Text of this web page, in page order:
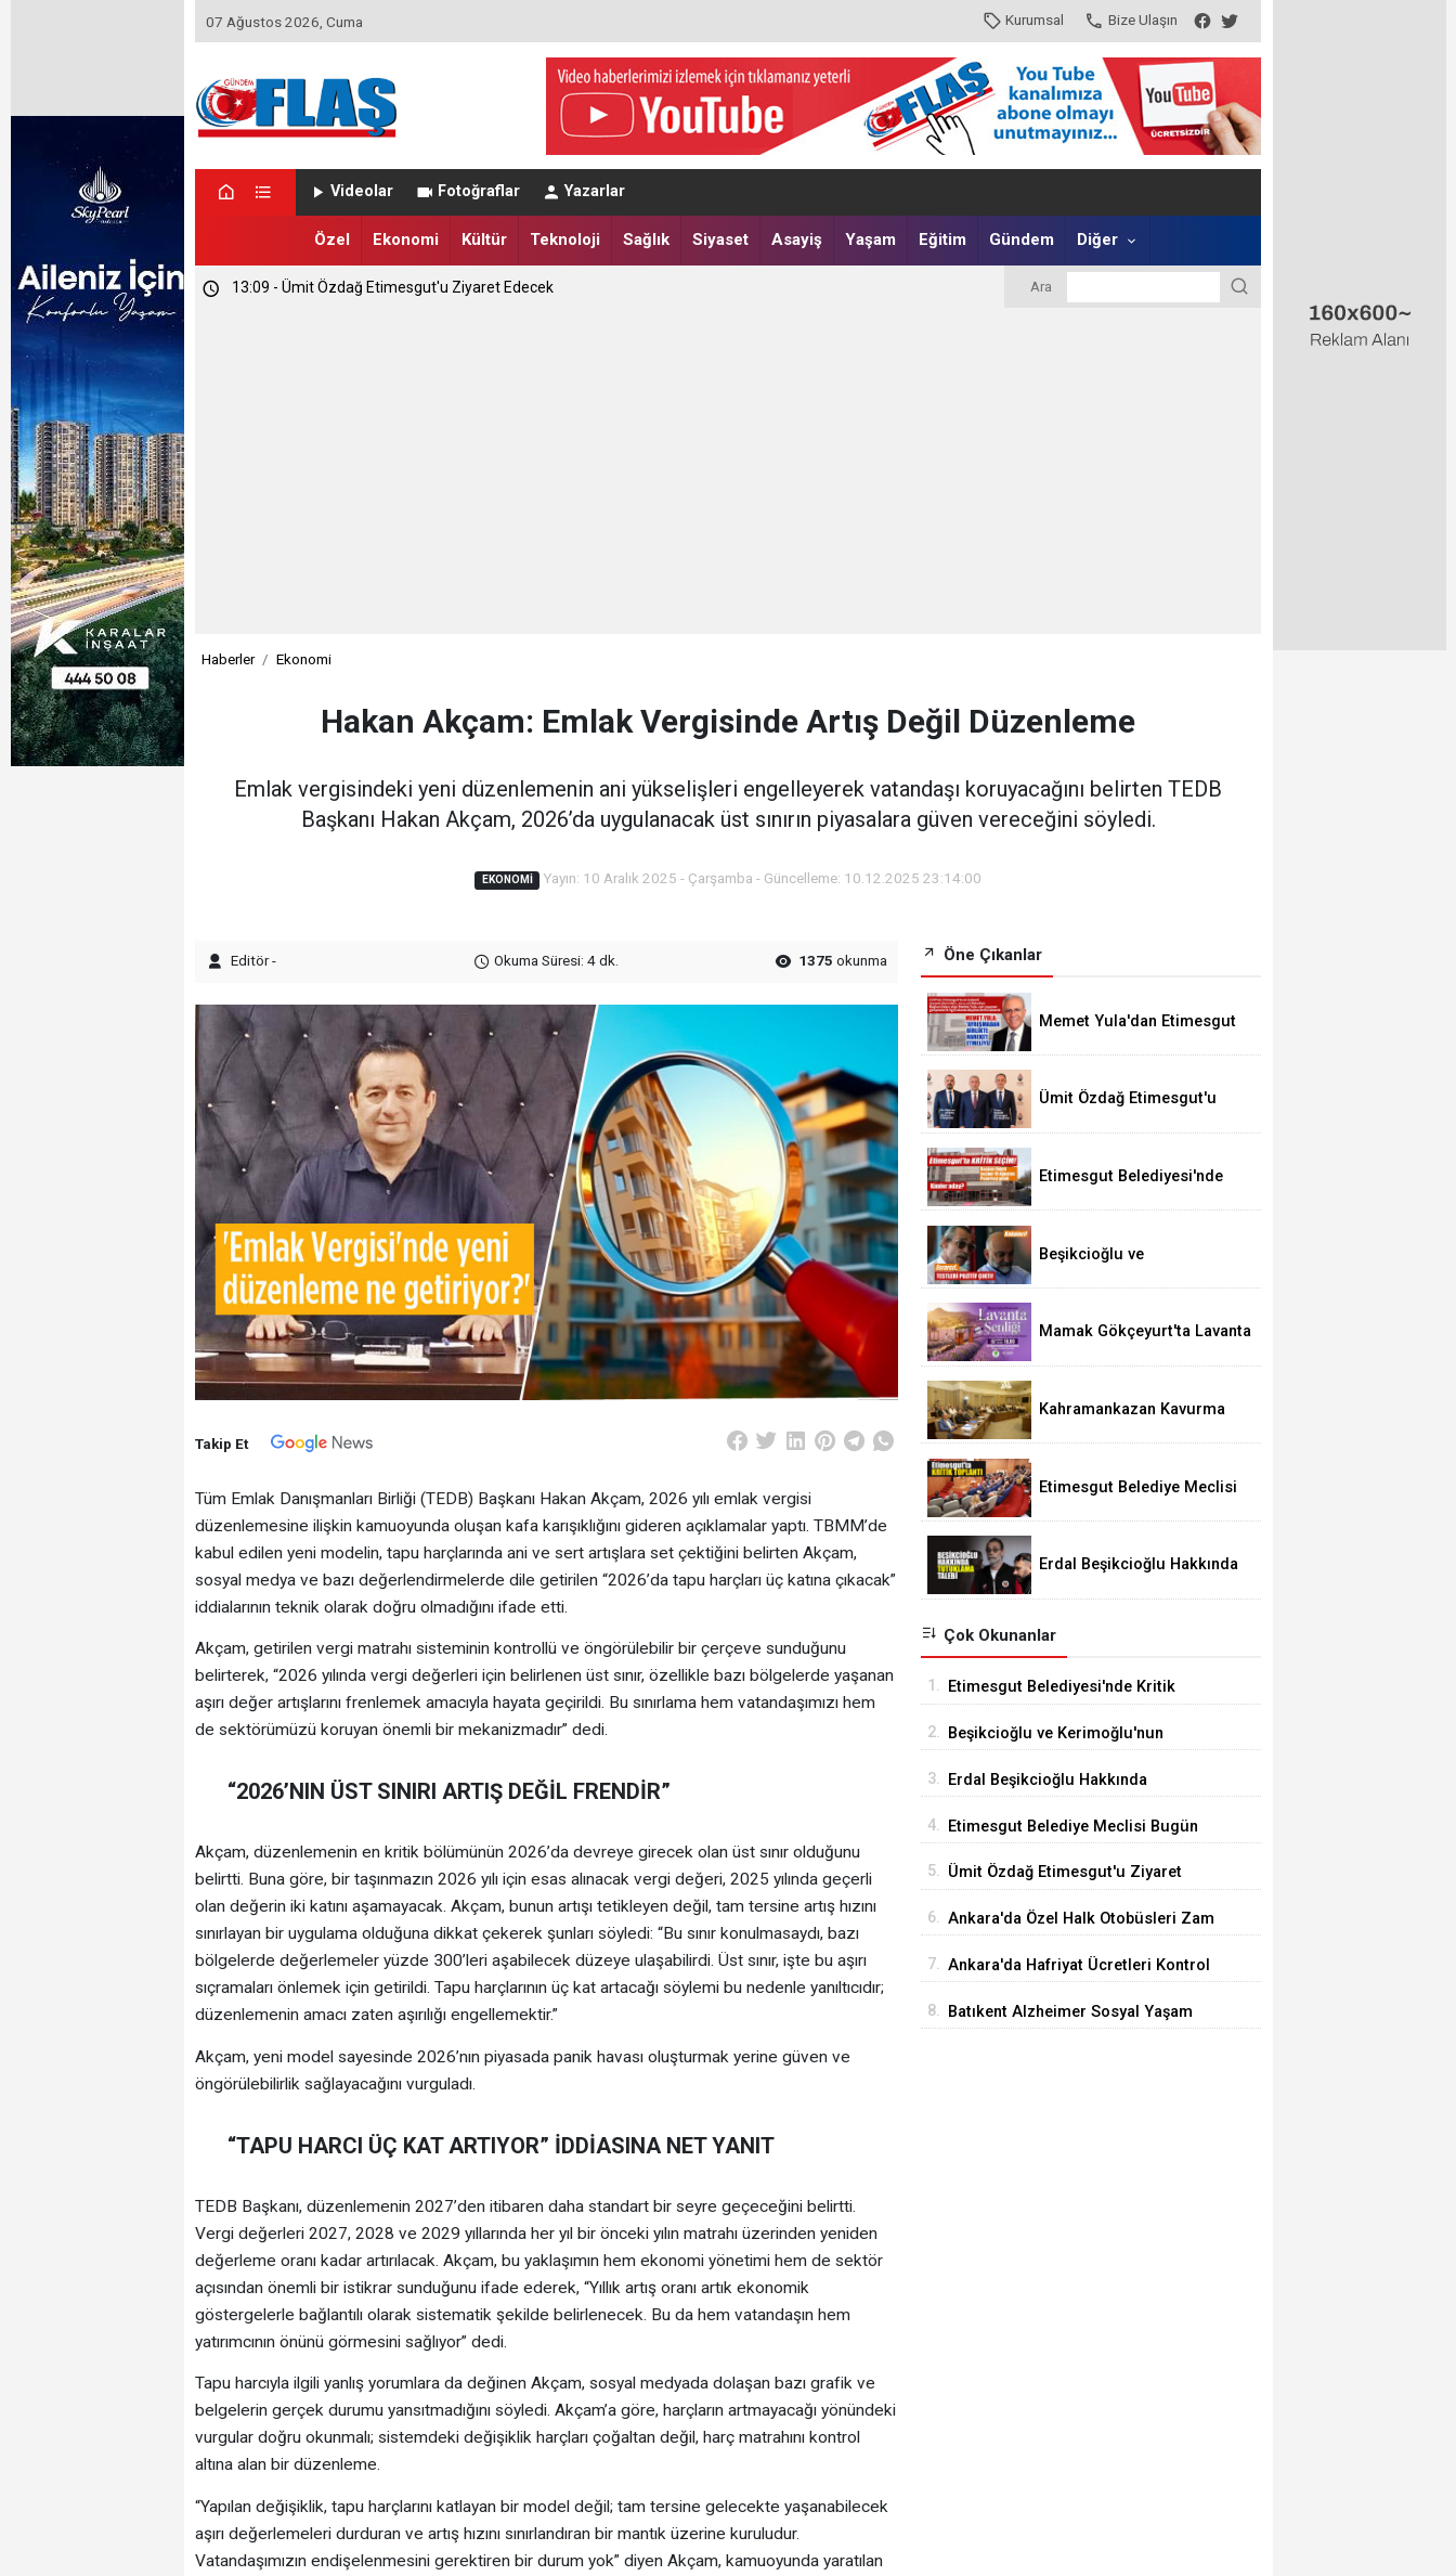
07 Ağustos 2026, Cuma Kurumsal Bize Ulaşın
Videolar Fotoğraflar Yazarlar
Özel Ekonomi Kültür Teknoloji Sağlık Siyaset Asayiş Yaşam Eğitim Gündem Diğer
23:46 - Memet Yula'dan Etimesgut Değerlendirmesi
13:09 - Ümit Özdağ Etimesgut'u Ziyaret Edecek Ara
Haberler Ekonomi
Hakan Akçam: Emlak Vergisinde Artış Değil Düzenleme
Emlak vergisindeki yeni düzenlemenin ani yükselişleri engelleyerek vatandaşı koruyacağını belirten TEDB
Başkanı Hakan Akçam, 2026’da uygulanacak üst sınırın piyasalara güven vereceğini söyledi.
EKONOMI Yayın: 10 Aralık 2025 - Çarşamba - Güncelleme: 10.12.2025 23:14:00
Editör - Okuma Süresi: 4 dk. 1375 okunma
Takip Et
Tüm Emlak Danışmanları Birliği (TEDB) Başkanı Hakan Akçam, 2026 yılı emlak vergisi
düzenlemesine ilişkin kamuoyunda oluşan kafa karışıklığını gideren açıklamalar yaptı. TBMM’de
kabul edilen yeni modelin, tapu harçlarında ani ve sert artışlara set çektiğini belirten Akçam,
sosyal medya ve bazı değerlendirmelerde dile getirilen “2026’da tapu harçları üç katına çıkacak”
iddialarının teknik olarak doğru olmadığını ifade etti.
Akçam, getirilen vergi matrahı sisteminin kontrollü ve öngörülebilir bir çerçeve sunduğunu
belirterek, “2026 yılında vergi değerleri için belirlenen üst sınır, özellikle bazı bölgelerde yaşanan
aşırı değer artışlarını frenlemek amacıyla hayata geçirildi. Bu sınırlama hem vatandaşımızı hem
de sektörümüzü koruyan önemli bir mekanizmadır” dedi.
“2026’NIN ÜST SINIRI ARTIŞ DEĞİL FRENDİR”
Akçam, düzenlemenin en kritik bölümünün 2026’da devreye girecek olan üst sınır olduğunu
belirtti. Buna göre, bir taşınmazın 2026 yılı için esas alınacak vergi değeri, 2025 yılında geçerli
olan değerin iki katını aşamayacak. Akçam, bunun artışı tetikleyen değil, tam tersine artış hızını
sınırlayan bir uygulama olduğuna dikkat çekerek şunları söyledi: “Bu sınır konulmasaydı, bazı
bölgelerde değerlemeler yüzde 300’leri aşabilecek düzeye ulaşabilirdi. Üst sınır, işte bu aşırı
sıçramaları önlemek için getirildi. Tapu harçlarının üç kat artacağı söylemi bu nedenle yanıltıcıdır;
düzenlemenin amacı zaten aşırılığı engellemektir.”
Akçam, yeni model sayesinde 2026’nın piyasada panik havası oluşturmak yerine güven ve
öngörülebilirlik sağlayacağını vurguladı.
“TAPU HARCI ÜÇ KAT ARTIYOR” İDDİASINA NET YANIT
TEDB Başkanı, düzenlemenin 2027’den itibaren daha standart bir seyre geçeceğini belirtti.
Vergi değerleri 2027, 2028 ve 2029 yıllarında her yıl bir önceki yılın matrahı üzerinden yeniden
değerleme oranı kadar artırılacak. Akçam, bu yaklaşımın hem ekonomi yönetimi hem de sektör
açısından önemli bir istikrar sunduğunu ifade ederek, “Yıllık artış oranı artık ekonomik
göstergelerle bağlantılı olarak sistematik şekilde belirlenecek. Bu da hem vatandaşın hem
yatırımcının önünü görmesini sağlıyor” dedi.
Tapu harcıyla ilgili yanlış yorumlara da değinen Akçam, sosyal medyada dolaşan bazı grafik ve
belgelerin gerçek durumu yansıtmadığını söyledi. Akçam’a göre, harçların artmayacağı yönündeki
vurgular doğru okunmalı; sistemdeki değişiklik harçları çoğaltan değil, harç matrahını kontrol
altına alan bir düzenleme.
“Yapılan değişiklik, tapu harçlarını katlayan bir model değil; tam tersine gelecekte yaşanabilecek
aşırı değerlemeleri durduran ve artış hızını sınırlandıran bir mantık üzerine kuruludur.
Vatandaşımızın endişelenmesini gerektiren bir durum yok” diyen Akçam, kamuoyunda yaratılan
Öne Çıkanlar
Memet Yula'dan Etimesgut
Ümit Özdağ Etimesgut'u
Etimesgut Belediyesi'nde
Beşikcioğlu ve
Pozitif Çıktı
Mamak Gökçeyurt'ta Lavanta
Kahramankazan Kavurma
Etimesgut Belediye Meclisi
Erdal Beşikcioğlu Hakkında
Çok Okunanlar
1. Etimesgut Belediyesi'nde Kritik
2. Beşikcioğlu ve Kerimoğlu'nun
3. Erdal Beşikcioğlu Hakkında
4. Etimesgut Belediye Meclisi Bugün
5. Ümit Özdağ Etimesgut'u Ziyaret
6. Ankara'da Özel Halk Otobüsleri Zam
7. Ankara'da Hafriyat Ücretleri Kontrol
8. Batıkent Alzheimer Sosyal Yaşam